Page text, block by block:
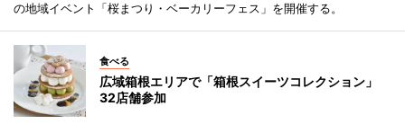
の地域イベント「桜まつり・ベーカリーフェス」を開催する。
食べる
広域箱根エリアで「箱根スイーツコレクション」
32店舗参加